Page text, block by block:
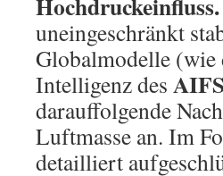
uneingeschränkt
Globalmodelle (wie
Intelligenz des AIFS
darauffolgende
Luftmasse an. Im
detailliert